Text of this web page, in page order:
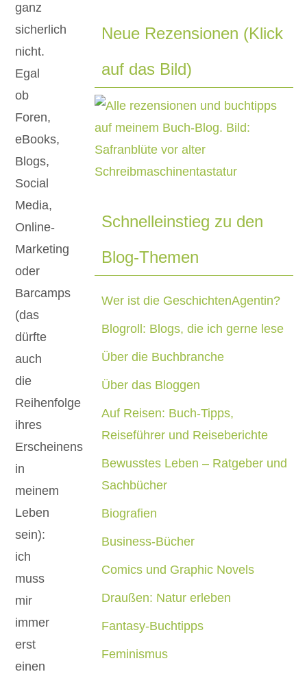
ganz
sicherlich
nicht.
Egal
ob
Foren,
eBooks,
Blogs,
Social
Media,
Online-
Marketing
oder
Barcamps
(das
dürfte
auch
die
Reihenfolge
ihres
Erscheinens
in
meinem
Leben
sein):
ich
muss
mir
immer
erst
einen
Neue Rezensionen (Klick
auf das Bild)
Schnelleinstieg zu den
Blog-Themen
Wer ist die GeschichtenAgentin?
Blogroll: Blogs, die ich gerne lese
Über die Buchbranche
Über das Bloggen
Auf Reisen: Buch-Tipps,
Reiseführer und Reiseberichte
Bewusstes Leben – Ratgeber und
Sachbücher
Biografien
Business-Bücher
Comics und Graphic Novels
Draußen: Natur erleben
Fantasy-Buchtipps
Feminismus